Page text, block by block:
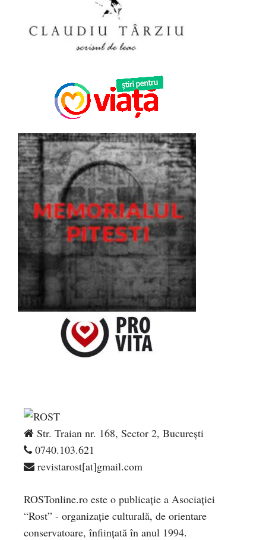
Str. Traian nr. 168, Sector 2, București
0740.103.621
revistarost[at]gmail.com
ROSTonline.ro este o publicaţie a Asociaţiei
“Rost” - organizaţie culturală, de orientare
conservatoare, înfiinţată în anul 1994.